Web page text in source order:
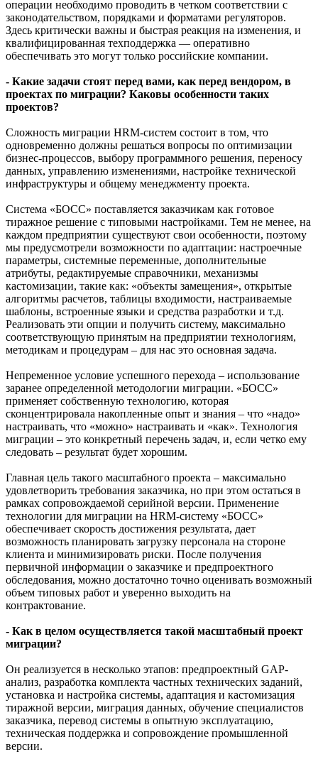
операции необходимо проводить в четком соответствии с
законодательством, порядками и форматами регуляторов.
Здесь критически важны и быстрая реакция на изменения, и
квалифицированная техподдержка — оперативно
обеспечивать это могут только российские компании.
- Какие задачи стоят перед вами, как перед вендором, в
проектах по миграции? Каковы особенности таких
проектов?
Сложность миграции HRM-систем состоит в том, что
одновременно должны решаться вопросы по оптимизации
бизнес-процессов, выбору программного решения, переносу
данных, управлению изменениями, настройке технической
инфраструктуры и общему менеджменту проекта.
Система «БОСС» поставляется заказчикам как готовое
тиражное решение с типовыми настройками. Тем не менее, на
каждом предприятии существуют свои особенности, поэтому
мы предусмотрели возможности по адаптации: настроечные
параметры, системные переменные, дополнительные
атрибуты, редактируемые справочники, механизмы
кастомизации, такие как: «объекты замещения», открытые
алгоритмы расчетов, таблицы входимости, настраиваемые
шаблоны, встроенные языки и средства разработки и т.д.
Реализовать эти опции и получить систему, максимально
соответствующую принятым на предприятии технологиям,
методикам и процедурам – для нас это основная задача.
Непременное условие успешного перехода – использование
заранее определенной методологии миграции. «БОСС»
применяет собственную технологию, которая
сконцентрировала накопленные опыт и знания – что «надо»
настраивать, что «можно» настраивать и «как». Технология
миграции – это конкретный перечень задач, и, если четко ему
следовать – результат будет хорошим.
Главная цель такого масштабного проекта – максимально
удовлетворить требования заказчика, но при этом остаться в
рамках сопровождаемой серийной версии. Применение
технологии для миграции на HRM-систему «БОСС»
обеспечивает скорость достижения результата, дает
возможность планировать загрузку персонала на стороне
клиента и минимизировать риски. После получения
первичной информации о заказчике и предпроектного
обследования, можно достаточно точно оценивать возможный
объем типовых работ и уверенно выходить на
контрактование.
- Как в целом осуществляется такой масштабный проект
миграции?
Он реализуется в несколько этапов: предпроектный GAP-
анализ, разработка комплекта частных технических заданий,
установка и настройка системы, адаптация и кастомизация
тиражной версии, миграция данных, обучение специалистов
заказчика, перевод системы в опытную эксплуатацию,
техническая поддержка и сопровождение промышленной
версии.